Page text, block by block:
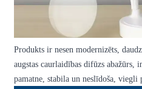
Produkts ir nesen modernizēts,
augstas caurlaidības difūzs abažūrs,
pamatne, stabila un neslīdoša, viegli